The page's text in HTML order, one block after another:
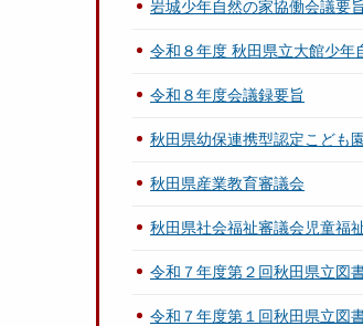
岩城少年自然の家協働会議要旨
令和８年度 秋田県立大館少年
令和８年度会議録要旨
秋田県幼保連携型認定こども
秋田県産業教育審議会
秋田県社会福祉審議会児童福
令和７年度第２回秋田県立図
令和７年度第１回秋田県立図